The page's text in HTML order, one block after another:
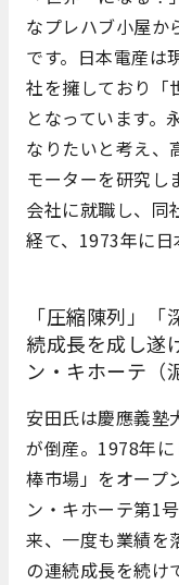
なプレハブ小屋か
です。日本電産は
社を擁しており「
となっています。
なりたいと考え、
モーターを研究し
会社に就職し、同
経て、1973年に日
「圧縮陳列」
続成長を成し遂
ン・キホーテ（
安田氏は慶應義塾
が倒産。1978年
棒市場」をオープ
ン・キホーテ第1
来、一度も業績を
の連続成長を続け